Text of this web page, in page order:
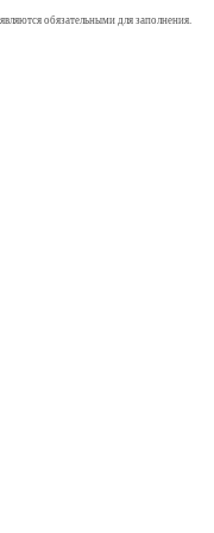
обязательными для заполнения.